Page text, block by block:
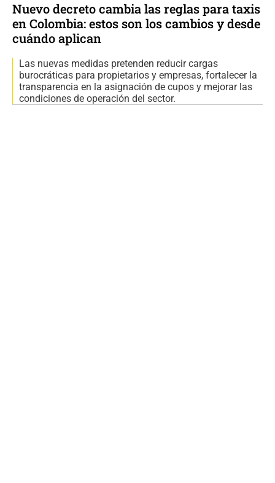
Nuevo decreto cambia las reglas para taxis
en Colombia: estos son los cambios y desde
cuándo aplican
Las nuevas medidas pretenden reducir cargas
burocráticas para propietarios y empresas, fortalecer la
transparencia en la asignación de cupos y mejorar las
condiciones de operación del sector.